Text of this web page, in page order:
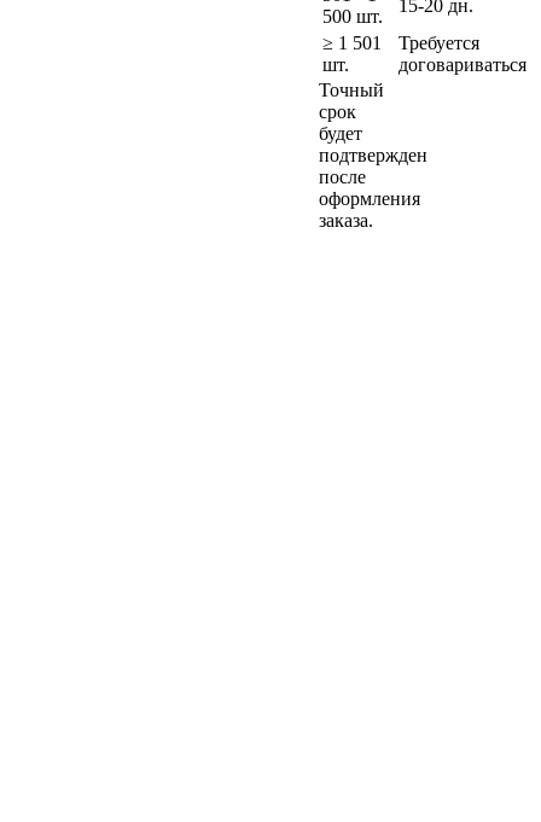
500 шт.
15-20 дн.
≥ 1 501
шт.
Требуется
договариваться
Точный
срок
будет
подтвержден
после
оформления
заказа.